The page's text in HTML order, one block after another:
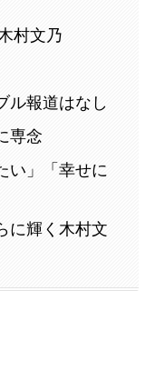
村文乃
ル報道はなし
専念
い」「幸せに
に輝く木村文